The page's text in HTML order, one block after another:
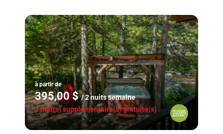
à partir de
395,00 $ / 2 nuits semaine
1 nuit(s) supplémentaire(s) gratuite(s)